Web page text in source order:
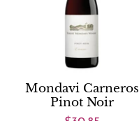
Mondavi Carneros
Pinot Noir